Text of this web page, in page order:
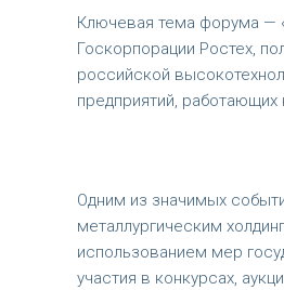
Ключевая тема форума —
Госкорпорации Ростех,
российской
предприятий, работающих
Одним из значимых
металлургическим
использованием мер
участия в конкурсах,